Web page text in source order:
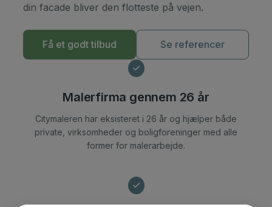
din facade bliver den flotteste på vejen.
Få et godt tilbud Se referencer
Malerfirma gennem 26 år
Citymaleren har eksisteret i 26 år og hjælper både
private, virksomheder og boligforeninger med alle
former for malerarbejde.